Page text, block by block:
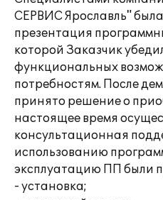
СЕРВИС Ярославль"
презентация
которой Заказчик
функциональных
потребностям. После
принято решение о
настоящее время
консультационная
использованию
эксплуатацию ПП были
- установка;